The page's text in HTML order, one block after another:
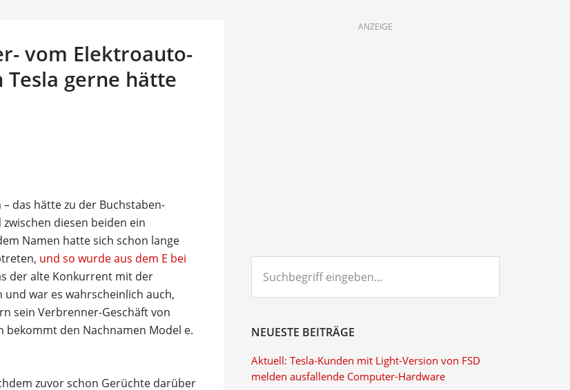
vom Elektroauto-
gerne hätte
das hätte zu der Buchstaben-
diesen beiden ein
Namen hatte sich schon lange
und so wurde aus dem E bei
der alte Konkurrent mit der
war es wahrscheinlich auch,
sein Verbrenner-Geschäft von
den Nachnamen Model e.
zuvor schon Gerüchte darüber
ANZEIGE
eingeben...
NEUESTE BEITRÄGE
Aktuell: Tesla-Kunden mit Light-Version von FSD
melden ausfallende Computer-Hardware